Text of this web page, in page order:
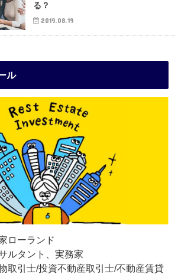
る？
2019.08.19
ル
ローランド
ルタント、実務家
取引士/投資不動産取引士/不動産賃貸